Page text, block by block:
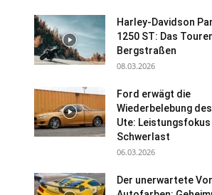
Harley-Davidson
1250 ST: Das
Bergstraßen
08.03.2026
Ford erwägt die
Wiederbelebung
Ute: Leistungsfokus
Schwerlast
06.03.2026
Der unerwartete